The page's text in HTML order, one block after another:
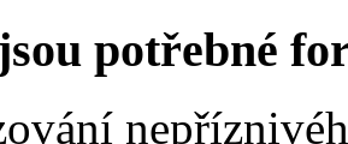
potřebné